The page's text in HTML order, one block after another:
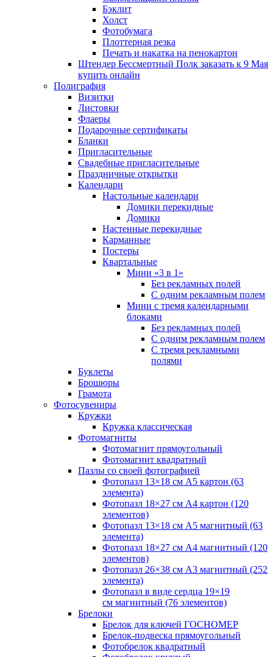
Бэклит
Холст
Фотобумага
Плоттерная резка
Печать и накатка на пенокартон
Штендер Бессмертный Полк заказать к 9 Мая
купить онлайн
Полиграфия
Визитки
Листовки
Флаеры
Подарочные сертификаты
Бланки
Пригласительные
Свадебные пригласительные
Праздничные открытки
Календари
Настольные календари
Домики перекидные
Домики
Настенные перекидные
Карманные
Постеры
Квартальные
Мини «3 в 1»
Без рекламных полей
С одним рекламным полем
Мини с тремя календарными
блоками
Без рекламных полей
С одним рекламным полем
С тремя рекламными
полями
Буклеты
Брошюры
Грамота
Фотосувениры
Кружки
Кружка классическая
Фотомагниты
Фотомагнит прямоугольный
Фотомагнит квадратный
Пазлы со своей фотографией
Фотопазл 13×18 см А5 картон (63
элемента)
Фотопазл 18×27 см А4 картон (120
элементов)
Фотопазл 13×18 см А5 магнитный (63
элемента)
Фотопазл 18×27 см А4 магнитный (120
элементов)
Фотопазл 26×38 см А3 магнитный (252
элемента)
Фотопазл в виде сердца 19×19
см магнитный (76 элементов)
Брелоки
Брелок для ключей ГОСНОМЕР
Брелок-подвеска прямоугольный
Фотобрелок квадратный